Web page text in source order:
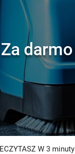
Za
W 3 minuty